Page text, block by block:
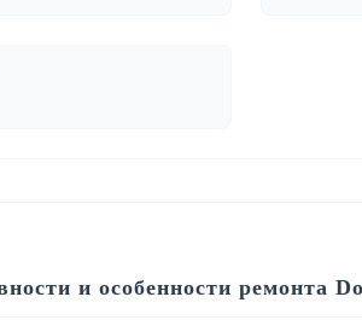
и особенности ремонта